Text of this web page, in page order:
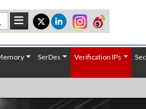
SerDes Verification IPs